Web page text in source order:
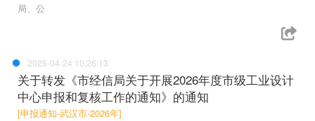
局、公
2026-04-24 10:26:13
关于转发《市经信局关于开展2026年度市级工业设计
中心申报和复核工作的通知》的通知
[申报通知-武汉市-2026年]